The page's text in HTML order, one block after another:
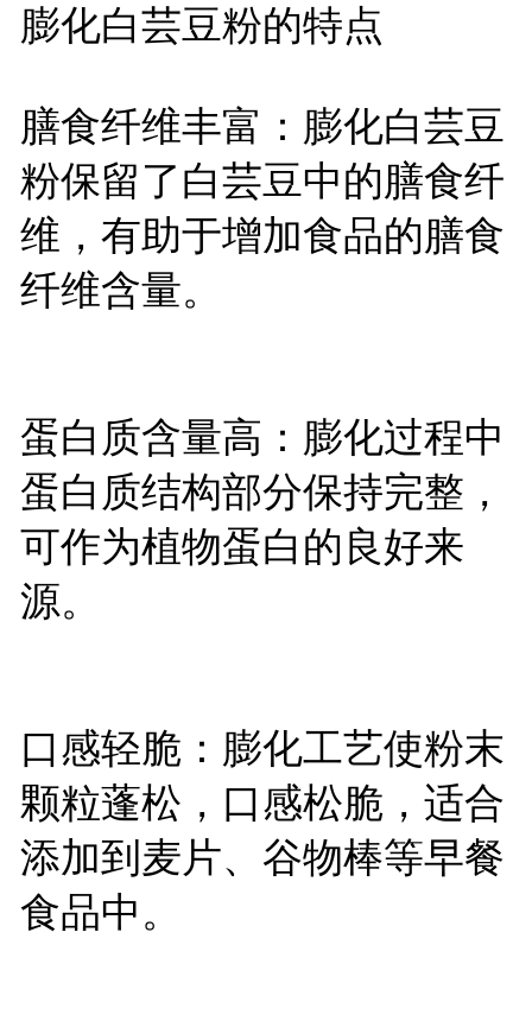
膨化白芸豆粉的特点
膳食纤维丰富：膨化白芸豆
粉保留了白芸豆中的膳食纤
维，有助于增加食品的膳食
纤维含量。
蛋白质含量高：膨化过程中
蛋白质结构部分保持完整，
可作为植物蛋白的良好来
源。
口感轻脆：膨化工艺使粉末
颗粒蓬松，口感松脆，适合
添加到麦片、谷物棒等早餐
食品中。